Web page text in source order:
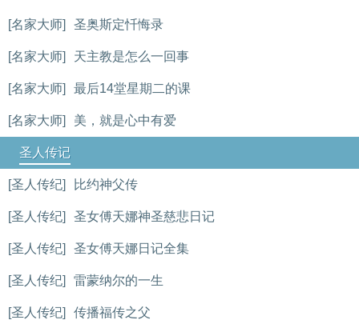
[名家大师] 圣奥斯定忏悔录
[名家大师] 天主教是怎么一回事
[名家大师] 最后14堂星期二的课
[名家大师] 美，就是心中有爱
圣人传记
[圣人传纪] 比约神父传
[圣人传纪] 圣女傅天娜神圣慈悲日记
[圣人传纪] 圣女傅天娜日记全集
[圣人传纪] 雷蒙纳尔的一生
[圣人传纪] 传播福传之父